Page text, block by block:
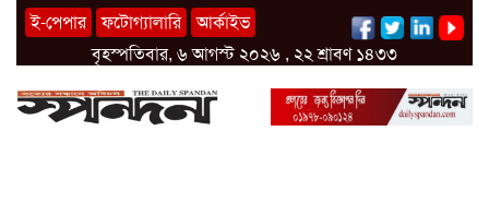
ই-পেপার ফটোগ্যালারি
আর্কাইভ
বৃহস্পতিবার, ৬ আগস্ট ২০২৬ , ২২ শ্রাবণ ১৪৩৩